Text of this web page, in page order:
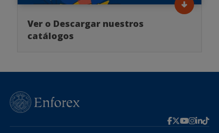
Ver o Descargar nuestros
catálogos